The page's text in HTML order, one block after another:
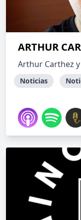
ARTHUR
Arthur Carthez
Noticias